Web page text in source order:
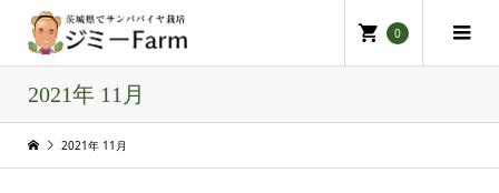
0
2021年 11月
2021年 11月